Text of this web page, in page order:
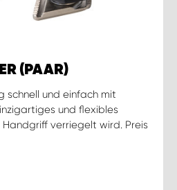
(PAAR)
schnell und einfach mit
und flexibles
verriegelt wird. Preis